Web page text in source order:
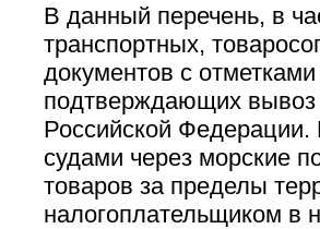
В данный перечень, в
транспортных,
документов с
подтверждающих вывоз
Российской Федерации.
судами через морские
товаров за пределы
налогоплательщиком в